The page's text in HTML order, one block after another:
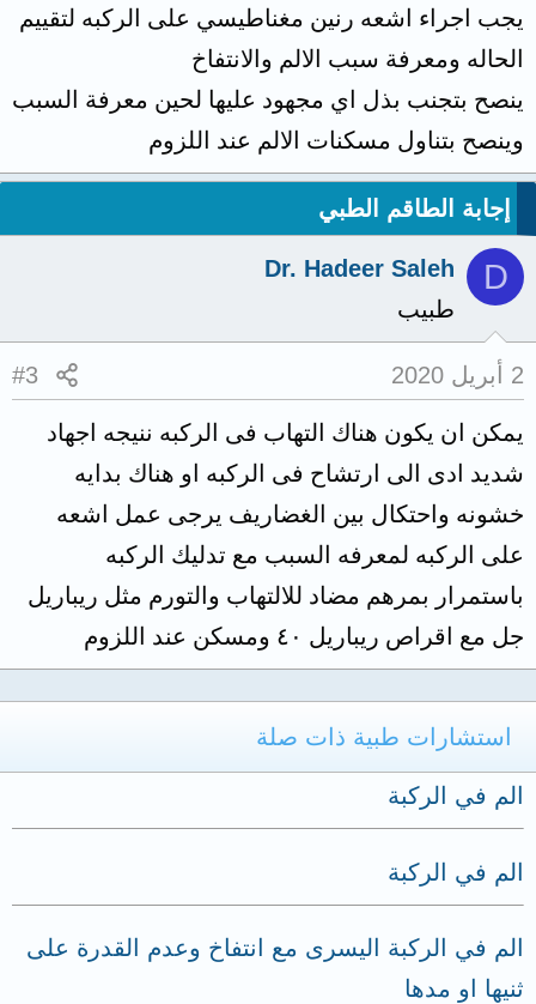
يجب اجراء اشعه رنين مغناطيسي على الركبه لتقييم
الحاله ومعرفة سبب الالم والانتفاخ
ينصح بتجنب بذل اي مجهود عليها لحين معرفة السبب
وينصح بتناول مسكنات الالم عند اللزوم
إجابة الطاقم الطبي
D
Dr. Hadeer Saleh
طبيب
2 أبريل 2020 #3
يمكن ان يكون هناك التهاب فى الركبه ننيجه اجهاد
شديد ادى الى ارتشاح فى الركبه او هناك بدايه
خشونه واحتكال بين الغضاريف يرجى عمل اشعه
على الركبه لمعرفه السبب مع تدليك الركبه
باستمرار بمرهم مضاد للالتهاب والتورم مثل ريباريل
جل مع اقراص ريباريل ٤٠ ومسكن عند اللزوم
استشارات طبية ذات صلة
الم في الركبة
الم في الركبة
الم في الركبة اليسرى مع انتفاخ وعدم القدرة على
ثنيها او مدها